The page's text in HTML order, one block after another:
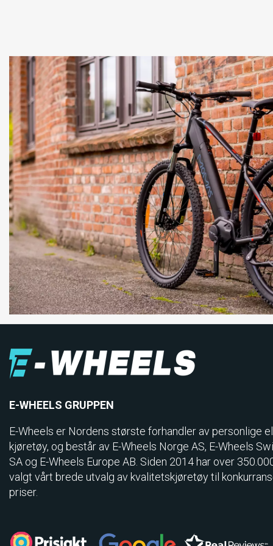
E-WHEELS GRUPPEN
E-Wheels er Nordens største forhandler av personlige
kjøretøy, og består av E-Wheels Norge AS, E­-Wheels
SA og E-Wheels Europe AB. Siden 2014 har over
valgt vårt brede utvalg av kvalitetskjøretøy til
priser.